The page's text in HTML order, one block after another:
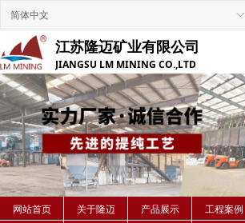
Error!ControlType:,StyleName:,ColorName:,Message:
江苏隆迈矿业有限公司
JIANGSU LM MINING CO.,LTD
网站首页 关于隆迈 产品展示
工程案例
ꀅ
简体中文